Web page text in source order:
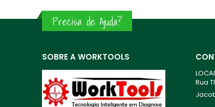
Precisa de Ajuda?
SOBRE A WORKTOOLS
Rua